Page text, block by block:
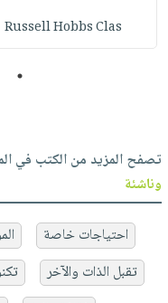
Russell Hobbs Clas
1
تصفح المزيد من الكتب في
وناشئة
احتياجات خاصة
تقبل الذات والآخر